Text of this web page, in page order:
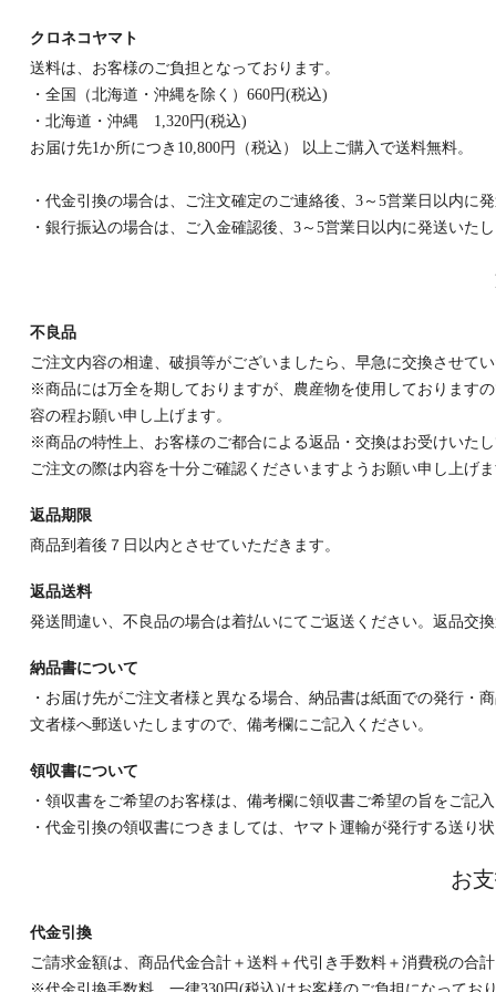
クロネコヤマト
送料は、お客様のご負担となっております。
・全国（北海道・沖縄を除く）660円(税込)
・北海道・沖縄 1,320円(税込)
お届け先1か所につき10,800円（税込） 以上ご購入で送料無料。
・代金引換の場合は、ご注文確定のご連絡後、3～5営業日以内に
・銀行振込の場合は、ご入金確認後、3～5営業日以内に発送いた
不良品
ご注文内容の相違、破損等がございましたら、早急に交換させて
※商品には万全を期しておりますが、農産物を使用しております
容の程お願い申し上げます。
※商品の特性上、お客様のご都合による返品・交換はお受けいた
ご注文の際は内容を十分ご確認くださいますようお願い申し上げ
返品期限
商品到着後７日以内とさせていただきます。
返品送料
発送間違い、不良品の場合は着払いにてご返送ください。返品交
納品書について
・お届け先がご注文者様と異なる場合、納品書は紙面での発行
文者様へ郵送いたしますので、備考欄にご記入ください。
領収書について
・領収書をご希望のお客様は、備考欄に領収書ご希望の旨をご
・代金引換の領収書につきましては、ヤマト運輸が発行する送り
お
代金引換
ご請求金額は、商品代金合計＋送料＋代引き手数料＋消費税の合